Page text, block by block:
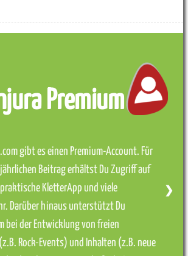
Premium
gibt es einen Premium-Account. Für
Beitrag erhältst Du Zugriff auf
KletterApp und viele
Darüber hinaus unterstützt Du
bei der Entwicklung von freien
Rock-Events) und Inhalten (z.B. neue
❯